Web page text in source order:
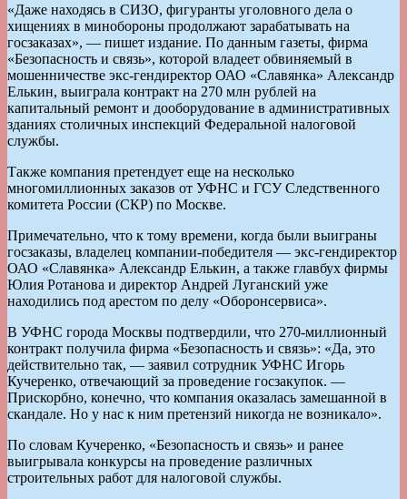
«Даже находясь в СИЗО, фигуранты уголовного дела о
хищениях в минобороны продолжают зарабатывать на
госзаказах», — пишет издание. По данным газеты, фирма
«Безопасность и связь», которой владеет обвиняемый в
мошенничестве экс-гендиректор ОАО «Славянка» Александр
Елькин, выиграла контракт на 270 млн рублей на
капитальный ремонт и дооборудование в административных
зданиях столичных инспекций Федеральной налоговой
службы.
Также компания претендует еще на несколько
многомиллионных заказов от УФНС и ГСУ Следственного
комитета России (СКР) по Москве.
Примечательно, что к тому времени, когда были выиграны
госзаказы, владелец компании-победителя — экс-гендиректор
ОАО «Славянка» Александр Елькин, а также главбух фирмы
Юлия Ротанова и директор Андрей Луганский уже
находились под арестом по делу «Оборонсервиса».
В УФНС города Москвы подтвердили, что 270-миллионный
контракт получила фирма «Безопасность и связь»: «Да, это
действительно так, — заявил сотрудник УФНС Игорь
Кучеренко, отвечающий за проведение госзакупок. —
Прискорбно, конечно, что компания оказалась замешанной в
скандале. Но у нас к ним претензий никогда не возникало».
По словам Кучеренко, «Безопасность и связь» и ранее
выигрывала конкурсы на проведение различных
строительных работ для налоговой службы.